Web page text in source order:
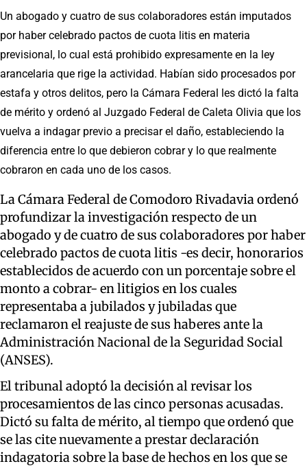
Un abogado y cuatro de sus colaboradores están imputados
por haber celebrado pactos de cuota litis en materia
previsional, lo cual está prohibido expresamente en la ley
arancelaria que rige la actividad. Habían sido procesados por
estafa y otros delitos, pero la Cámara Federal les dictó la falta
de mérito y ordenó al Juzgado Federal de Caleta Olivia que los
vuelva a indagar previo a precisar el daño, estableciendo la
diferencia entre lo que debieron cobrar y lo que realmente
cobraron en cada uno de los casos.
La Cámara Federal de Comodoro Rivadavia ordenó
profundizar la investigación respecto de un
abogado y de cuatro de sus colaboradores por haber
celebrado pactos de cuota litis -es decir, honorarios
establecidos de acuerdo con un porcentaje sobre el
monto a cobrar- en litigios en los cuales
representaba a jubilados y jubiladas que
reclamaron el reajuste de sus haberes ante la
Administración Nacional de la Seguridad Social
(ANSES).
El tribunal adoptó la decisión al revisar los
procesamientos de las cinco personas acusadas.
Dictó su falta de mérito, al tiempo que ordenó que
se las cite nuevamente a prestar declaración
indagatoria sobre la base de hechos en los que se